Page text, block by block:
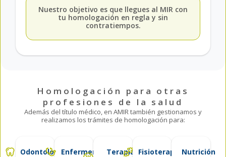
Nuestro objetivo es que llegues al MIR con
tu homologación en regla y sin
contratiempos.
Homologación para otras
profesiones de la salud
Además del título médico, en AMIR también gestionamos y
realizamos los trámites de homologación para:
OdontologíaEnfermería
Terapia Fisioterapia
Nutrición